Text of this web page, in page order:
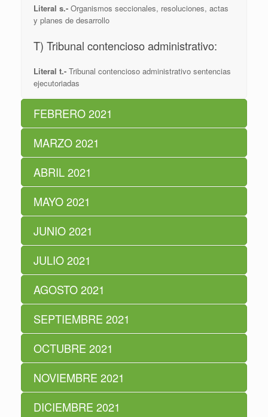
Literal s.- Organismos seccionales, resoluciones, actas
y planes de desarrollo
T) Tribunal contencioso administrativo:
Literal t.- Tribunal contencioso administrativo sentencias
ejecutoriadas
FEBRERO 2021
MARZO 2021
ABRIL 2021
MAYO 2021
JUNIO 2021
JULIO 2021
AGOSTO 2021
SEPTIEMBRE 2021
OCTUBRE 2021
NOVIEMBRE 2021
DICIEMBRE 2021